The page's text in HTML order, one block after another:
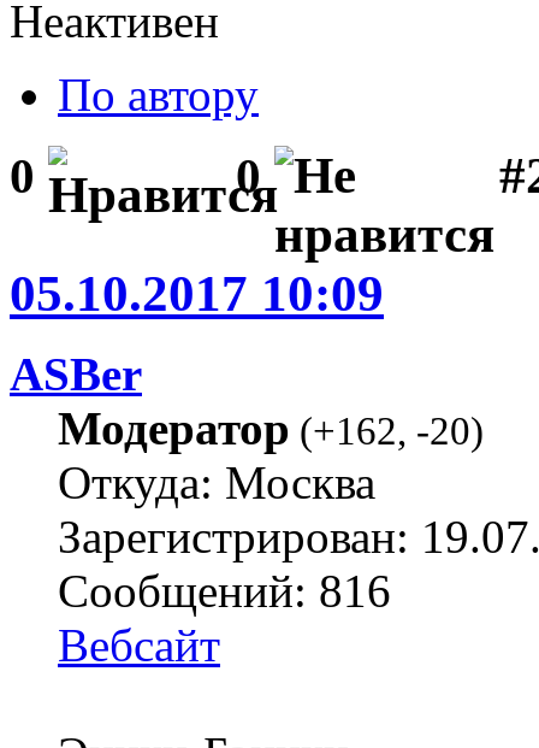
Неактивен
По автору
0 0
05.10.2017 10:09
ASBer
Модератор (+162, -20)
Откуда: Москва
Зарегистрирован:
Сообщений: 816
Вебсайт